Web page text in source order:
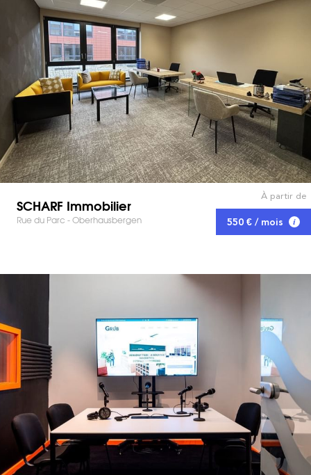
SCHARF Immobilier
Rue du Parc - Oberhausbergen
À partir de
550 € / mois